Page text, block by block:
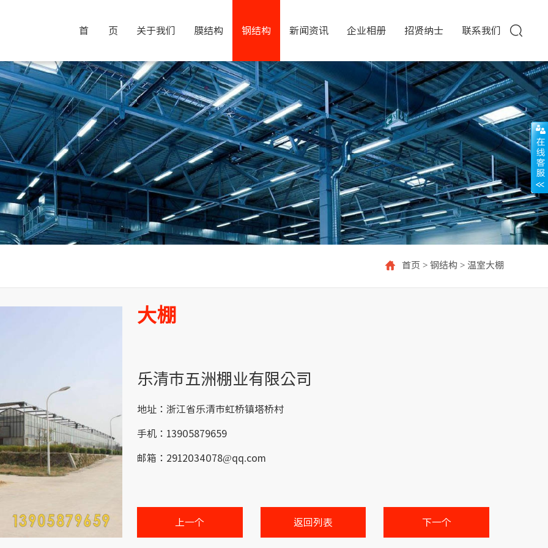
首 页 关于我们 膜结构 钢结构 新闻资讯 企业相册 招贤纳士 联系我们
首页 > 钢结构 > 温室大棚
大棚
乐清市五洲棚业有限公司
地址：浙江省乐清市虹桥镇塔桥村
手机：13905879659
邮箱：2912034078@qq.com
上一个 返回列表 下一个